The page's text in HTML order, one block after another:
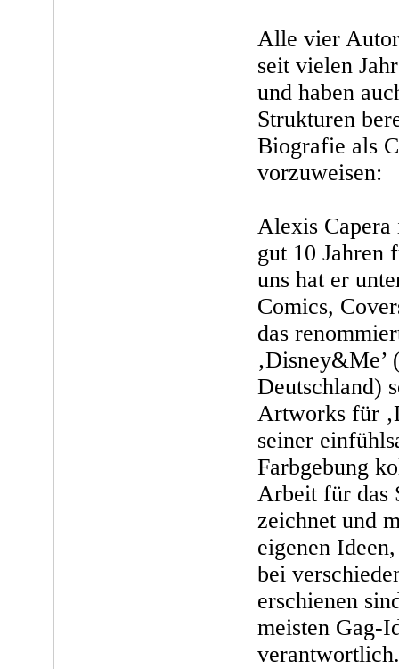
Alle vier
seit vielen
und haben
Strukturen
Biografie als
vorzuweisen:
Alexis Capera
gut 10 Jahren
uns hat er
Comics,
das
‚Disney&Me’
Deutschland)
Artworks für
seiner
Farbgebung
Arbeit für das
zeichnet und
eigenen
bei
erschienen
meisten Gag-
verantwortlich.